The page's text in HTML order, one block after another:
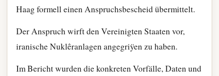
Haag formell einen Anspruchsbescheid übermittelt.
Der Anspruch wirft den Vereinigten Staaten vor,
iranische Nuklêranlagen angegriÿen zu haben.
Im Bericht wurden die konkreten Vorfälle, Daten und